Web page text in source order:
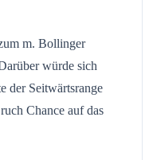
m. Bollinger
würde sich
der Seitwärtsrange
Chance auf das